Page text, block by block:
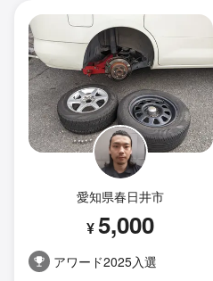
愛知県春日井市
¥5,000
アワード2025入選